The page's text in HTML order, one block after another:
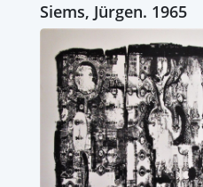
Siems, Jürgen. 1965